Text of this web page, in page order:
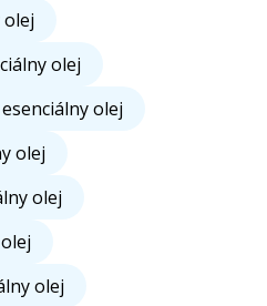
olej
olej
olej
olej
olej
olej